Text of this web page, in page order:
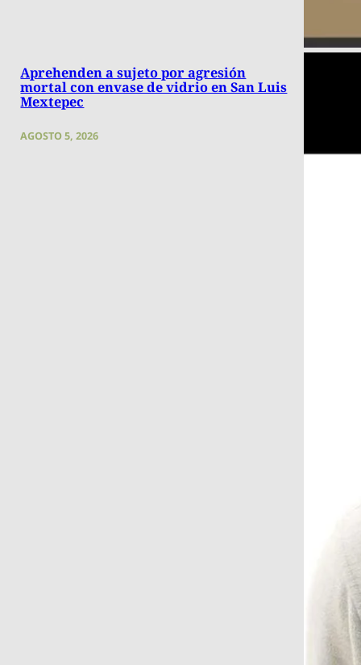
Aprehenden a sujeto por agresión
mortal con envase de vidrio en San Luis
Mextepec
AGOSTO 5, 2026